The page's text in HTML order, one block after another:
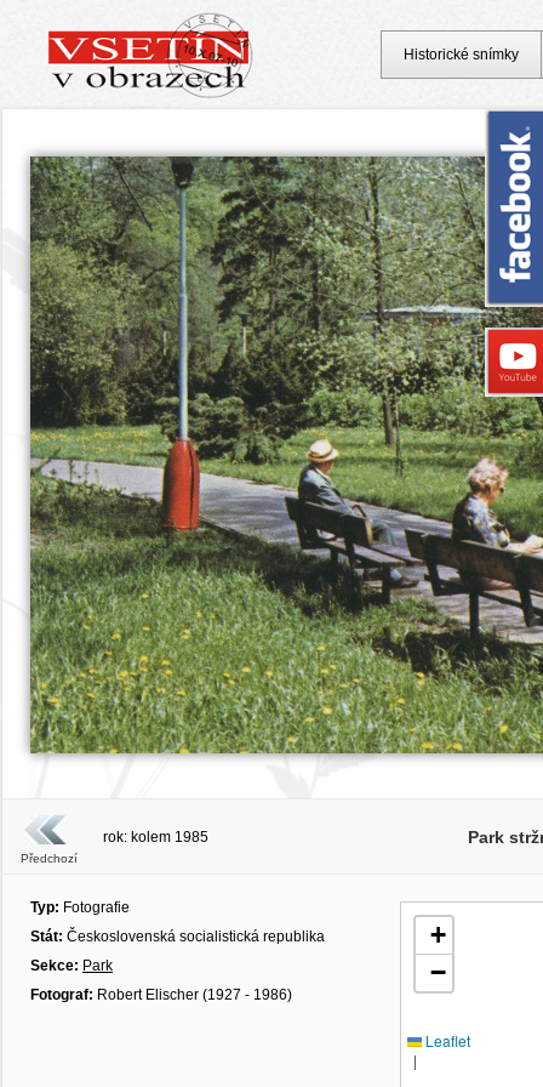
Předchozí
rok: kolem 1985 Park
Typ: Fotografie
Stát: Československá socialistická republika
Sekce: Park
Fotograf: Robert Elischer (1927 - 1986)
+
−
Leaflet
|
Historické snímky